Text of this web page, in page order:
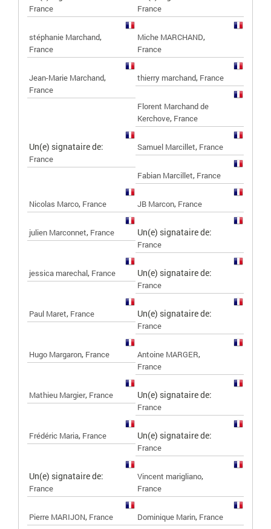
France France
stéphanie Marchand,
France
Miche MARCHAND,
France
Jean-Marie Marchand,
France
thierry marchand, France
Florent Marchand de
Kerchove, France
Un(e) signataire de:
France
Samuel Marcillet, France
Fabian Marcillet, France
Nicolas Marco, France JB Marcon, France
julien Marconnet, France Un(e) signataire de:
France
jessica marechal, France Un(e) signataire de:
France
Paul Maret, France Un(e) signataire de:
France
Hugo Margaron, France Antoine MARGER,
France
Mathieu Margier, France Un(e) signataire de:
France
Frédéric Maria, France Un(e) signataire de:
France
Un(e) signataire de:
France
Vincent marigliano,
France
Pierre MARIJON, France Dominique Marin, France